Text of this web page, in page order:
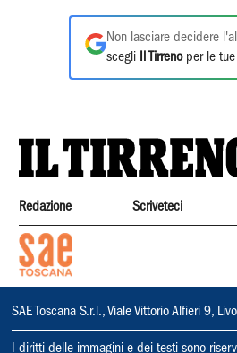
Non lasciare decidere
scegli
Il Tirrenoper le tue
Redazione Scriveteci
SAE Toscana S.r.l., Viale Vittorio Alfieri 9,
I diritti delle immagini e dei testi sono